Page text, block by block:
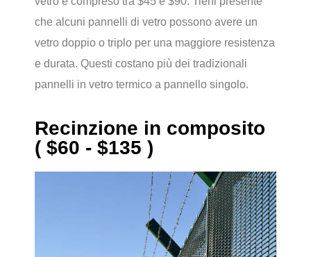
che alcuni pannelli di vetro possono avere un
vetro doppio o triplo per una maggiore resistenza
e durata. Questi costano più dei tradizionali
pannelli in vetro termico a pannello singolo.
Recinzione in composito
( $60 - $135 )